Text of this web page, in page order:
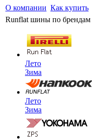
О компании Как купить
Runflat шины по брендам
Лето
Зима
Лето
Зима